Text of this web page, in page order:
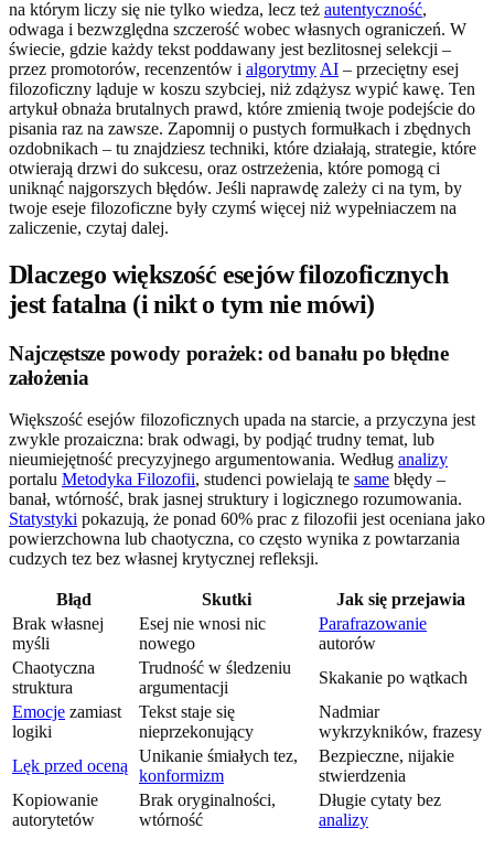
na którym liczy się nie tylko wiedza, lecz też autentyczność,
odwaga i bezwzględna szczerość wobec własnych ograniczeń. W
świecie, gdzie każdy tekst poddawany jest bezlitosnej selekcji –
przez promotorów, recenzentów i algorytmy AI – przeciętny esej
filozoficzny ląduje w koszu szybciej, niż zdążysz wypić kawę. Ten
artykuł obnaża brutalnych prawd, które zmienią twoje podejście do
pisania raz na zawsze. Zapomnij o pustych formułkach i zbędnych
ozdobnikach – tu znajdziesz techniki, które działają, strategie, które
otwierają drzwi do sukcesu, oraz ostrzeżenia, które pomogą ci
uniknąć najgorszych błędów. Jeśli naprawdę zależy ci na tym, by
twoje eseje filozoficzne były czymś więcej niż wypełniaczem na
zaliczenie, czytaj dalej.
Dlaczego większość esejów filozoficznych
jest fatalna (i nikt o tym nie mówi)
Najczęstsze powody porażek: od banału po błędne
założenia
Większość esejów filozoficznych upada na starcie, a przyczyna jest
zwykle prozaiczna: brak odwagi, by podjąć trudny temat, lub
nieumiejętność precyzyjnego argumentowania. Według analizy
portalu Metodyka Filozofii, studenci powielają te same błędy –
banał, wtórność, brak jasnej struktury i logicznego rozumowania.
Statystyki pokazują, że ponad 60% prac z filozofii jest oceniana jako
powierzchowna lub chaotyczna, co często wynika z powtarzania
cudzych tez bez własnej krytycznej refleksji.
Błąd Skutki
Jak się przejawia
Brak własnej
myśli
Esej nie wnosi nic
nowego
Parafrazowanie
autorów
Chaotyczna
struktura
Trudność w śledzeniu
argumentacji
Skakanie po wątkach
Emocje zamiast
logiki
Tekst staje się
nieprzekonujący
Nadmiar
wykrzykników, frazesy
Lęk przed oceną
Unikanie śmiałych tez,
konformizm
Bezpieczne, nijakie
stwierdzenia
Kopiowanie
autorytetów
Brak oryginalności,
wtórność
Długie cytaty bez
analizy